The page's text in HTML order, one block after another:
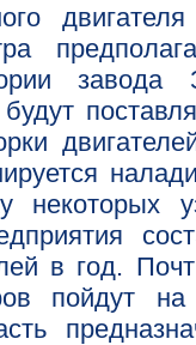
завода
некоторых
в год.
пойдут